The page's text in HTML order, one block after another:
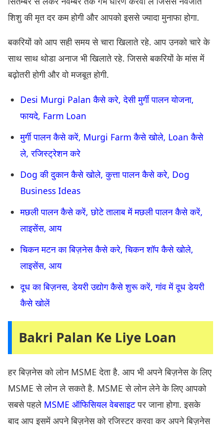
शिशु की मृत दर कम होगी और आपको इससे ज्यादा मुनाफा होगा.
बकरियों को आप सही समय से चारा खिलाते रहे. आप उनको चारे के
साथ साथ थोडा अनाज भी खिलाते रहे. जिससे बकरियों के मांस में
बढ़ोतरी होगी और वो मजबूत होगी.
Desi Murgi Palan कैसे करे, देसी मुर्गी पालन योजना,
फायदे, Farm Loan
मुर्गी पालन कैसे करें, Murgi Farm कैसे खोले, Loan कैसे
ले, रजिस्ट्रेशन करे
Dog की दुकान कैसे खोले, कुत्ता पालन कैसे करे, Dog
Business Ideas
मछली पालन कैसे करें, छोटे तालाब में मछली पालन कैसे करें,
लाइसेंस, आय
चिकन मटन का बिज़नेस कैसे करे, चिकन शॉप कैसे खोले,
लाइसेंस, आय
दूध का बिज़नस, डेयरी उद्योग कैसे शुरू करें, गांव में दूध डेयरी
कैसे खोलें
Bakri Palan Ke Liye Loan
हर बिज़नेस को लोन MSME देता है. आप भी अपने बिज़नेस के लिए
MSME से लोन ले सकते है. MSME से लोन लेने के लिए आपको
सबसे पहले MSME ऑफिसियल वेबसाइटपर जाना होगा. इसके
बाद आप इसमें अपने बिज़नेस को रजिस्टर करवा कर अपने बिज़नेस